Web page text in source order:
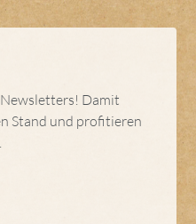
Damit
Stand und profitieren